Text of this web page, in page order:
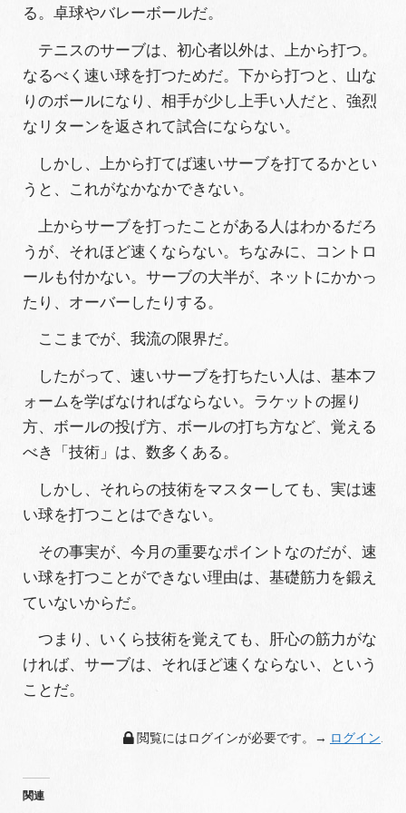
る。卓球やバレーボールだ。
テニスのサーブは、初心者以外は、上から打つ。
なるべく速い球を打つためだ。下から打つと、山な
りのボールになり、相手が少し上手い人だと、強烈
なリターンを返されて試合にならない。
しかし、上から打てば速いサーブを打てるかとい
うと、これがなかなかできない。
上からサーブを打ったことがある人はわかるだろ
うが、それほど速くならない。ちなみに、コントロ
ールも付かない。サーブの大半が、ネットにかかっ
たり、オーバーしたりする。
ここまでが、我流の限界だ。
したがって、速いサーブを打ちたい人は、基本フ
ォームを学ばなければならない。ラケットの握り
方、ボールの投げ方、ボールの打ち方など、覚える
べき「技術」は、数多くある。
しかし、それらの技術をマスターしても、実は速
い球を打つことはできない。
その事実が、今月の重要なポイントなのだが、速
い球を打つことができない理由は、基礎筋力を鍛え
ていないからだ。
つまり、いくら技術を覚えても、肝心の筋力がな
ければ、サーブは、それほど速くならない、という
ことだ。
閲覧にはログインが必要です。→ ログイン.
関連